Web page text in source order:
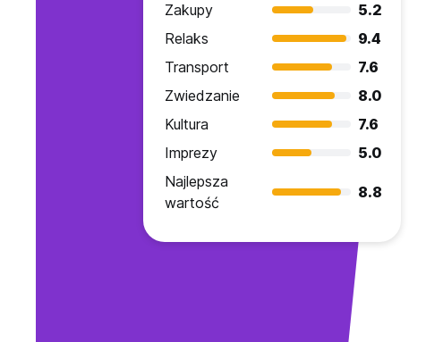
Zakupy
5.2
Relaks
9.4
Transport
7.6
Zwiedzanie
8.0
Kultura
7.6
Imprezy
5.0
Najlepsza
wartość
8.8